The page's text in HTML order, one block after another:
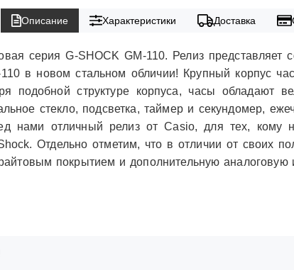
Описание Характеристики Доставка
серия G-SHOCK GM-110. Релиз представляет
в новом стальном обличии! Крупный корпус
подобной структуре корпуса, часы
стекло, подсветка, таймер и секундомер,
нами отличный релиз от Casio, для тех, кому
Отдельно отметим, что в отличии от своих
покрытием и дополнительную